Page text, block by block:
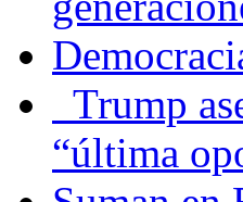
Trump
“última